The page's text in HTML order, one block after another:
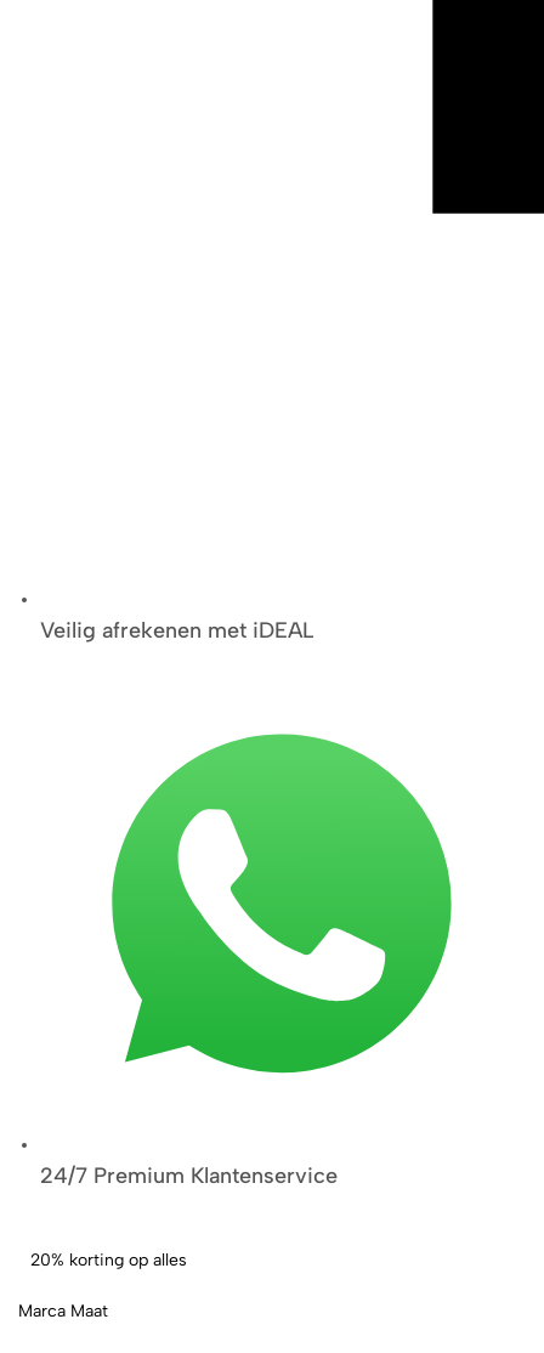
Veilig afrekenen met iDEAL
24/7 Premium Klantenservice
20% korting op alles
Marca Maat